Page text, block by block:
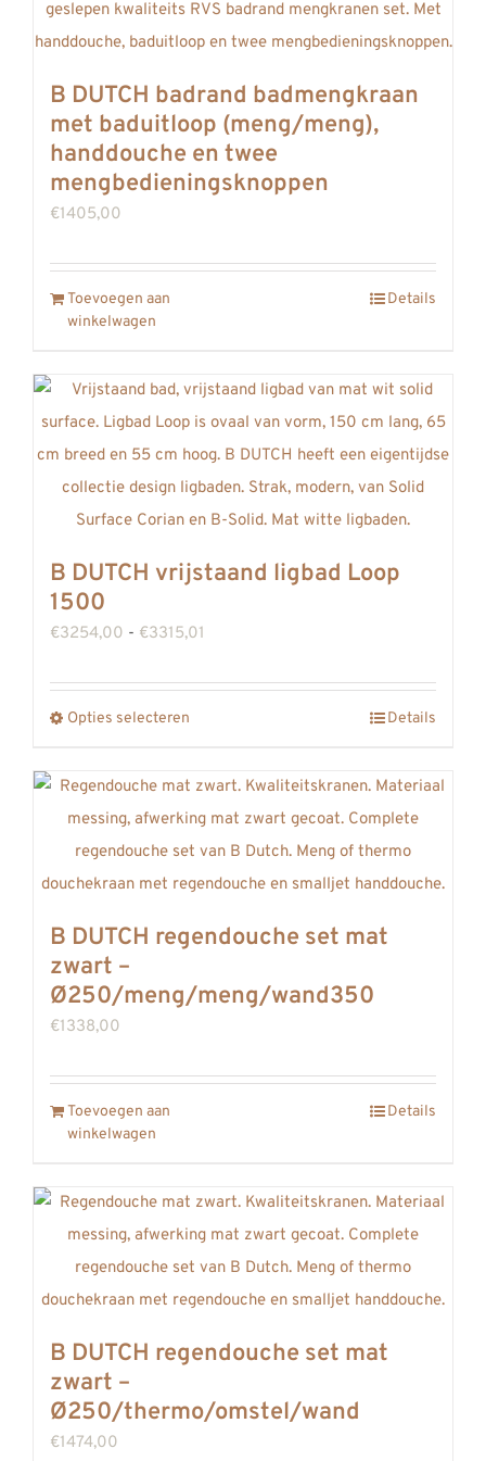
B DUTCH badrand badmengkraan
met baduitloop (meng/meng),
handdouche en twee
mengbedieningsknoppen
€1405,00
Toevoegen aan
winkelwagen
Details
B DUTCH vrijstaand ligbad Loop
1500
€3254,00 - €3315,01
tot
Opties selecteren
heeft
meerdere
variaties.
Deze
kan
gekozen
de
Details
B DUTCH regendouche set mat
zwart –
Ø250/meng/meng/wand350
€1338,00
Toevoegen aan
winkelwagen
Details
B DUTCH regendouche set mat
zwart –
Ø250/thermo/omstel/wand
€1474,00